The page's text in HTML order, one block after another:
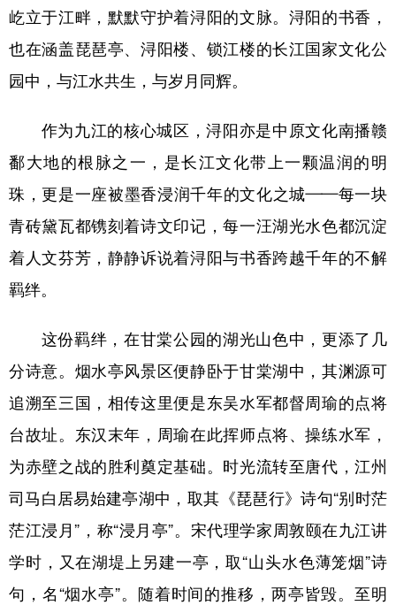
屹立于江畔，默默守护着浔阳的文脉。浔阳的书香，
也在涵盖琵琶亭、浔阳楼、锁江楼的长江国家文化公
园中，与江水共生，与岁月同辉。
作为九江的核心城区，浔阳亦是中原文化南播赣
鄱大地的根脉之一，是长江文化带上一颗温润的明
珠，更是一座被墨香浸润千年的文化之城——每一块
青砖黛瓦都镌刻着诗文印记，每一汪湖光水色都沉淀
着人文芬芳，静静诉说着浔阳与书香跨越千年的不解
羁绊。
这份羁绊，在甘棠公园的湖光山色中，更添了几
分诗意。烟水亭风景区便静卧于甘棠湖中，其渊源可
追溯至三国，相传这里便是东吴水军都督周瑜的点将
台故址。东汉末年，周瑜在此挥师点将、操练水军，
为赤壁之战的胜利奠定基础。时光流转至唐代，江州
司马白居易始建亭湖中，取其《琵琶行》诗句“别时茫
茫江浸月”，称“浸月亭”。宋代理学家周敦颐在九江讲
学时，又在湖堤上另建一亭，取“山头水色薄笼烟”诗
句，名“烟水亭”。随着时间的推移，两亭皆毁。至明